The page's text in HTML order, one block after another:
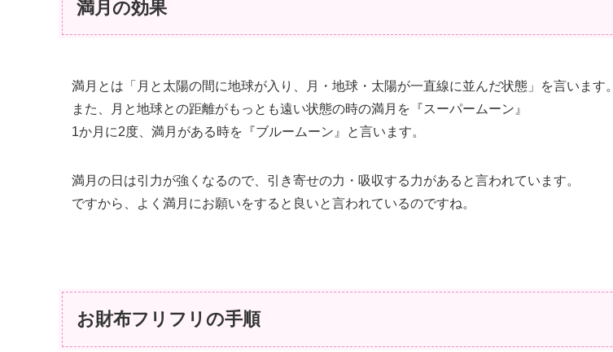
満月の効果
満月とは「月と太陽の間に地球が入り、月・地球・太陽が一直線に並んだ状態」を言います。
また、月と地球との距離がもっとも遠い状態の時の満月を『スーパームーン』
1か月に2度、満月がある時を『ブルームーン』と言います。
満月の日は引力が強くなるので、引き寄せの力・吸収する力があると言われています。
ですから、よく満月にお願いをすると良いと言われているのですね。
お財布フリフリの手順